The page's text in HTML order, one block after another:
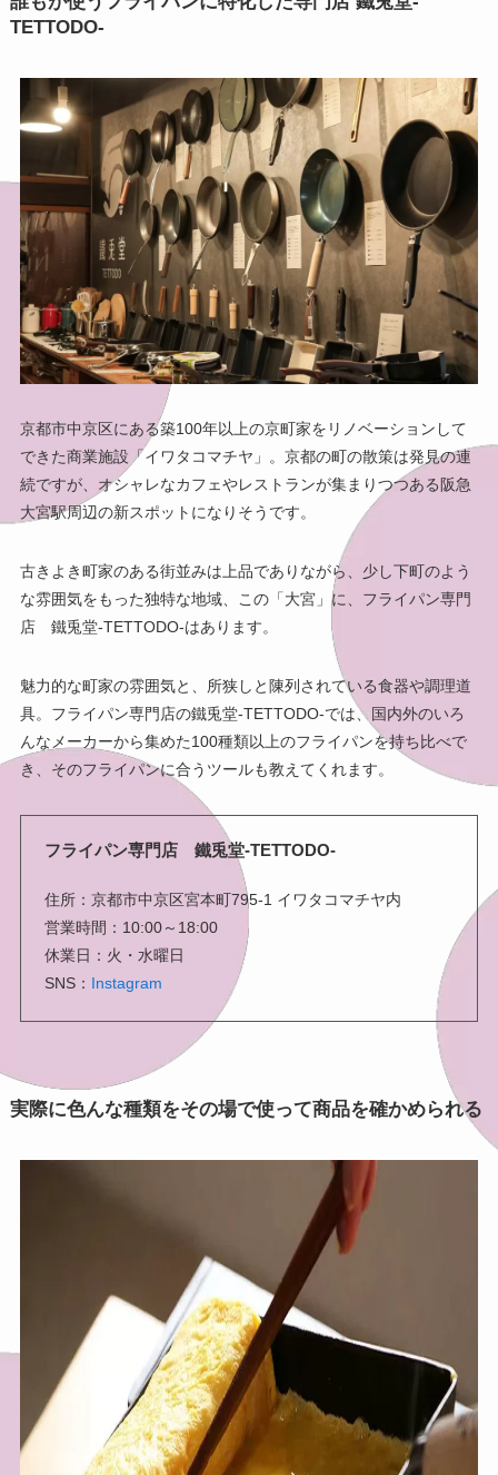
TETTODO-
京都市中京区にある築100年以上の京町家をリノベーションして
できた商業施設「イワタコマチヤ」。京都の町の散策は発見の連
続ですが、オシャレなカフェやレストランが集まりつつある阪急
大宮駅周辺の新スポットになりそうです。
古きよき町家のある街並みは上品でありながら、少し下町のよう
な雰囲気をもった独特な地域、この「大宮」に、フライパン専門
店 鐵兎堂-TETTODO-はあります。
魅力的な町家の雰囲気と、所狭しと陳列されている食器や調理道
具。フライパン専門店の鐵兎堂-TETTODO-では、国内外のいろ
んなメーカーから集めた100種類以上のフライパンを持ち比べで
き、そのフライパンに合うツールも教えてくれます。
フライパン専門店 鐵兎堂-TETTODO-
住所：京都市中京区宮本町795-1 イワタコマチヤ内
営業時間：10:00～18:00
休業日：火・水曜日
SNS： Instagram
実際に色んな種類をその場で使って商品を確かめられる